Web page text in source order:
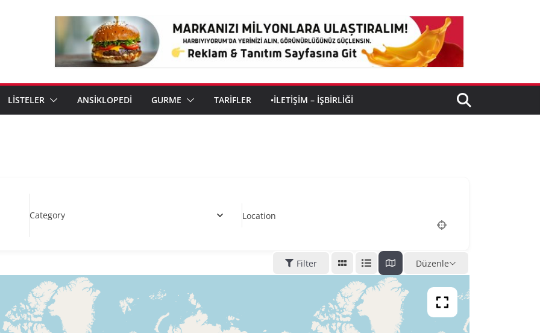
LİSTELER ANSİKLOPEDİ GURME TARİFLER •İLETIŞIM – İŞBIRLIĞI
Category Location
Filter Düzenle